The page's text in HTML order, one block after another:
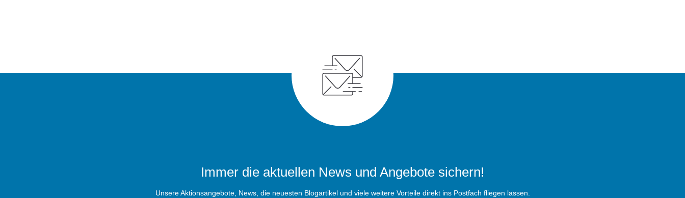
Immer die aktuellen News und Angebote sichern!
Unsere Aktionsangebote, News, die neuesten Blogartikel und viele weitere Vorteile direkt ins Postfach fliegen lassen.